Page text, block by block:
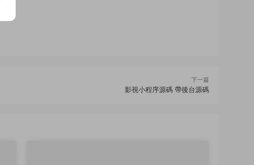
下一篇
影視小程序源碼 帶後台源碼